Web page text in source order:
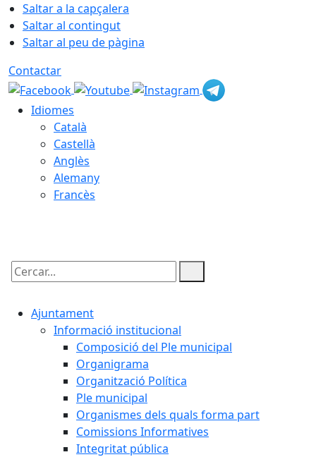
Saltar a la capçalera
Saltar al contingut
Saltar al peu de pàgina
Contactar
Idiomes
Català
Castellà
Anglès
Alemany
Francès
Cercar:
Ajuntament
Informació institucional
Composició del Ple municipal
Organigrama
Organització Política
Ple municipal
Organismes dels quals forma part
Comissions Informatives
Integritat pública